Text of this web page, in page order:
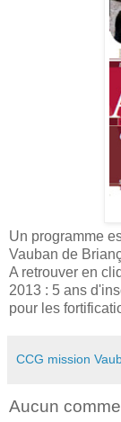
Un programme
Vauban de
A retrouver en
2013 : 5 ans
pour les
CCG mission
Aucun